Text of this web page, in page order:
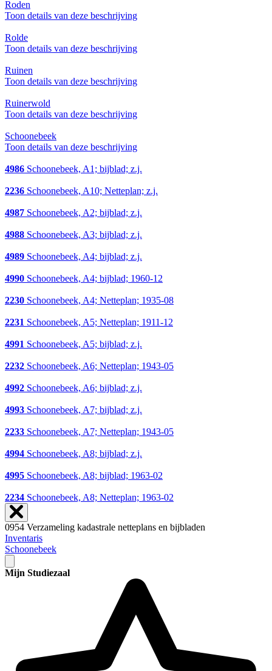
Roden
Toon details van deze beschrijving
Rolde
Toon details van deze beschrijving
Ruinen
Toon details van deze beschrijving
Ruinerwold
Toon details van deze beschrijving
Schoonebeek
Toon details van deze beschrijving
4986 Schoonebeek, A1; bijblad; z.j.
2236 Schoonebeek, A10; Netteplan; z.j.
4987 Schoonebeek, A2; bijblad; z.j.
4988 Schoonebeek, A3; bijblad; z.j.
4989 Schoonebeek, A4; bijblad; z.j.
4990 Schoonebeek, A4; bijblad; 1960-12
2230 Schoonebeek, A4; Netteplan; 1935-08
2231 Schoonebeek, A5; Netteplan; 1911-12
4991 Schoonebeek, A5; bijblad; z.j.
2232 Schoonebeek, A6; Netteplan; 1943-05
4992 Schoonebeek, A6; bijblad; z.j.
4993 Schoonebeek, A7; bijblad; z.j.
2233 Schoonebeek, A7; Netteplan; 1943-05
4994 Schoonebeek, A8; bijblad; z.j.
4995 Schoonebeek, A8; bijblad; 1963-02
2234 Schoonebeek, A8; Netteplan; 1963-02
0954 Verzameling kadastrale netteplans en bijbladen
Inventaris
Schoonebeek
Mijn Studiezaal